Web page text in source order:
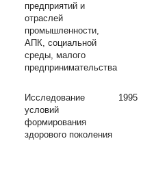
предприятий и
отраслей
промышленности,
АПК, социальной
среды, малого
предпринимательства
Исследование
условий
формирования
здорового поколения
1995